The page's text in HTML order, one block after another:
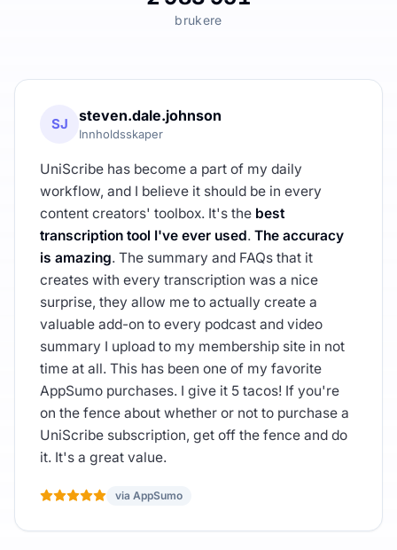
brukere
SJ steven.dale.johnson
Innholdsskaper
UniScribe has become a part of my daily
workflow, and I believe it should be in every
content creators' toolbox. It's the best
transcription tool I've ever used. The accuracy
is amazing. The summary and FAQs that it
creates with every transcription was a nice
surprise, they allow me to actually create a
valuable add-on to every podcast and video
summary I upload to my membership site in not
time at all. This has been one of my favorite
AppSumo purchases. I give it 5 tacos! If you're
on the fence about whether or not to purchase a
UniScribe subscription, get off the fence and do
it. It's a great value.
via AppSumo